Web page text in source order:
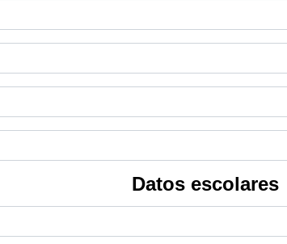
Datos escolares